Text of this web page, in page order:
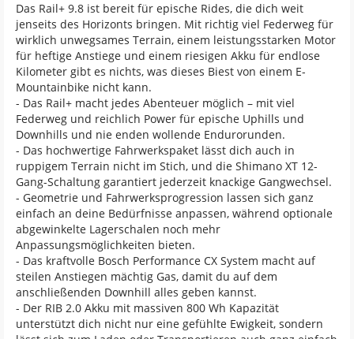
Das Rail+ 9.8 ist bereit für epische Rides, die dich weit
jenseits des Horizonts bringen. Mit richtig viel Federweg für
wirklich unwegsames Terrain, einem leistungsstarken Motor
für heftige Anstiege und einem riesigen Akku für endlose
Kilometer gibt es nichts, was dieses Biest von einem E-
Mountainbike nicht kann.
- Das Rail+ macht jedes Abenteuer möglich – mit viel
Federweg und reichlich Power für epische Uphills und
Downhills und nie enden wollende Endurorunden.
- Das hochwertige Fahrwerkspaket lässt dich auch in
ruppigem Terrain nicht im Stich, und die Shimano XT 12-
Gang-Schaltung garantiert jederzeit knackige Gangwechsel.
- Geometrie und Fahrwerksprogression lassen sich ganz
einfach an deine Bedürfnisse anpassen, während optionale
abgewinkelte Lagerschalen noch mehr
Anpassungsmöglichkeiten bieten.
- Das kraftvolle Bosch Performance CX System macht auf
steilen Anstiegen mächtig Gas, damit du auf dem
anschließenden Downhill alles geben kannst.
- Der RIB 2.0 Akku mit massiven 800 Wh Kapazität
unterstützt dich nicht nur eine gefühlte Ewigkeit, sondern